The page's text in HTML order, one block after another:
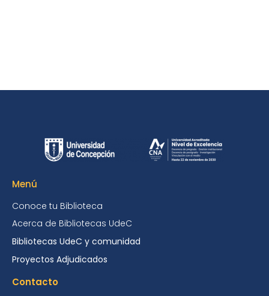
Menú
Conoce tu Biblioteca
Acerca de Bibliotecas UdeC
Bibliotecas UdeC y comunidad
Proyectos Adjudicados
Contacto